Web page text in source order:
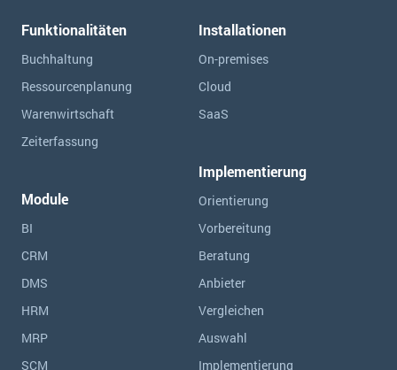
Funktionalitäten
Buchhaltung
Ressourcen­planung
Warenwirtschaft
Zeiterfassung
Module
BI
CRM
DMS
HRM
MRP
SCM
Installationen
On-premises
Cloud
SaaS
Implementierung
Orientierung
Vorbereitung
Beratung
Anbieter
Vergleichen
Auswahl
Implementierung